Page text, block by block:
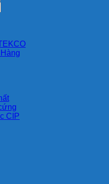
CIP